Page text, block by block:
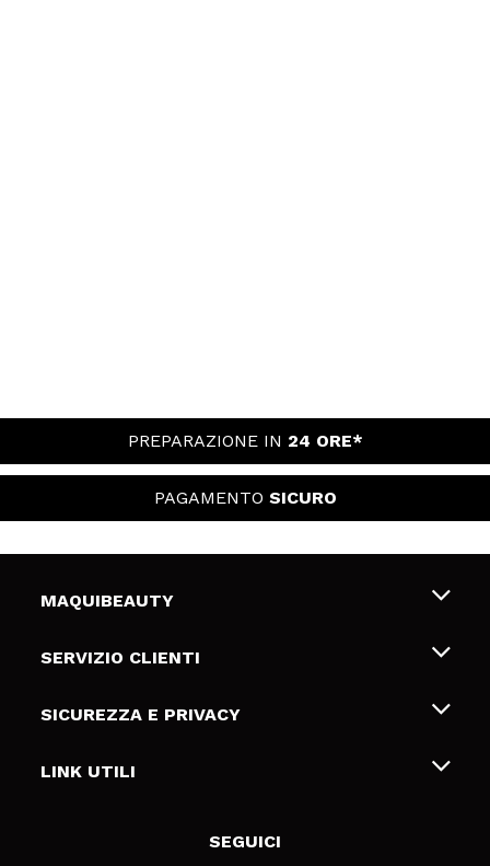
PREPARAZIONE IN 24 ORE*
PAGAMENTO SICURO
MAQUIBEAUTY
Chi siamo
Gift Cards
SERVIZIO CLIENTI
Spedizioni & Resi
Metodi di pagamamento
SICUREZZA E PRIVACY
Termini e condizioni
LINK UTILI
SEGUICI